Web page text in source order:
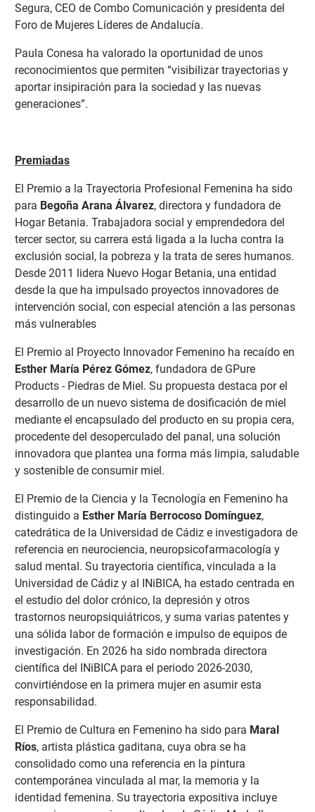
Segura, CEO de Combo Comunicación y presidenta del
Foro de Mujeres Líderes de Andalucía.
Paula Conesa ha valorado la oportunidad de unos
reconocimientos que permiten “visibilizar trayectorias y
aportar insipiración para la sociedad y las nuevas
generaciones”.
Premiadas
El Premio a la Trayectoria Profesional Femenina ha sido
para Begoña Arana Álvarez, directora y fundadora de
Hogar Betania. Trabajadora social y emprendedora del
tercer sector, su carrera está ligada a la lucha contra la
exclusión social, la pobreza y la trata de seres humanos.
Desde 2011 lidera Nuevo Hogar Betania, una entidad
desde la que ha impulsado proyectos innovadores de
intervención social, con especial atención a las personas
más vulnerables
El Premio al Proyecto Innovador Femenino ha recaído en
Esther María Pérez Gómez, fundadora de GPure
Products - Piedras de Miel. Su propuesta destaca por el
desarrollo de un nuevo sistema de dosificación de miel
mediante el encapsulado del producto en su propia cera,
procedente del desoperculado del panal, una solución
innovadora que plantea una forma más limpia, saludable
y sostenible de consumir miel.
El Premio de la Ciencia y la Tecnología en Femenino ha
distinguido a Esther María Berrocoso Domínguez,
catedrática de la Universidad de Cádiz e investigadora de
referencia en neurociencia, neuropsicofarmacología y
salud mental. Su trayectoria científica, vinculada a la
Universidad de Cádiz y al INiBICA, ha estado centrada en
el estudio del dolor crónico, la depresión y otros
trastornos neuropsiquiátricos, y suma varias patentes y
una sólida labor de formación e impulso de equipos de
investigación. En 2026 ha sido nombrada directora
científica del INiBICA para el periodo 2026-2030,
convirtiéndose en la primera mujer en asumir esta
responsabilidad.
El Premio de Cultura en Femenino ha sido para Maral
Ríos, artista plástica gaditana, cuya obra se ha
consolidado como una referencia en la pintura
contemporánea vinculada al mar, la memoria y la
identidad femenina. Su trayectoria expositiva incluye